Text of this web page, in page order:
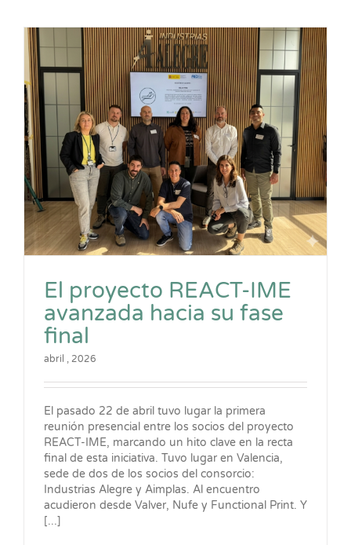
El proyecto REACT-IME
avanzada hacia su fase
final
abril , 2026
El pasado 22 de abril tuvo lugar la primera
reunión presencial entre los socios del proyecto
REACT-IME, marcando un hito clave en la recta
final de esta iniciativa. Tuvo lugar en Valencia,
sede de dos de los socios del consorcio:
Industrias Alegre y Aimplas. Al encuentro
acudieron desde Valver, Nufe y Functional Print. Y
[...]